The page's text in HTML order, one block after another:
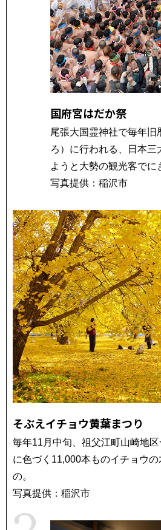
国府宮はだか祭
尾張大国霊神社で毎年旧
ろ）に行われる、日本三
ようと大勢の観光客でに
写真提供：稲沢市
そぶえイチョウ黄葉まつり
毎年11月中旬、祖父江町山崎地
に色づく11,000本ものイチョウの
の。
写真提供：稲沢市